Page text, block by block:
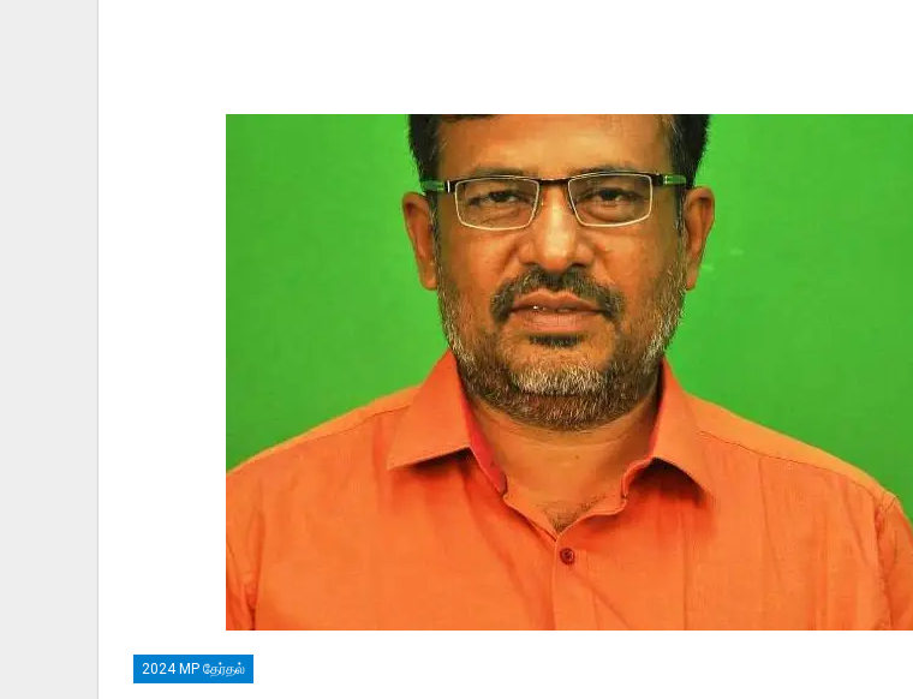
2024 MP தேர்தல்